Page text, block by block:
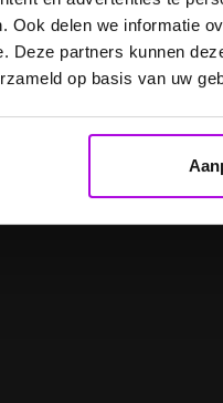
Ook delen we informatie
Deze partners kunnen
op basis van uw